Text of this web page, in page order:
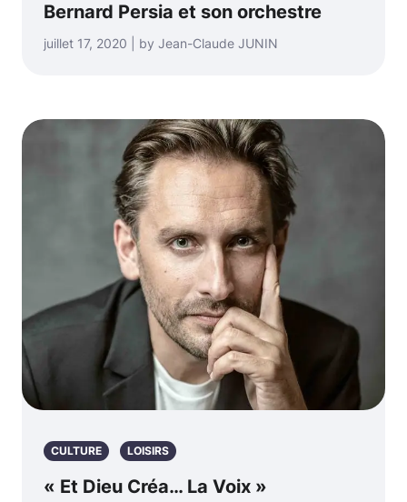
Bernard Persia et son orchestre
juillet 17, 2020 | by Jean-Claude JUNIN
CULTURE LOISIRS
« Et Dieu Créa… La Voix »